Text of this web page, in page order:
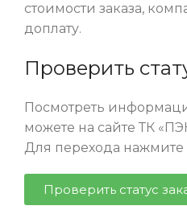
стоимости заказа,
доплату.
Проверить
Посмотреть
можете на сайте ТК
Для перехода нажмите
Проверить статус